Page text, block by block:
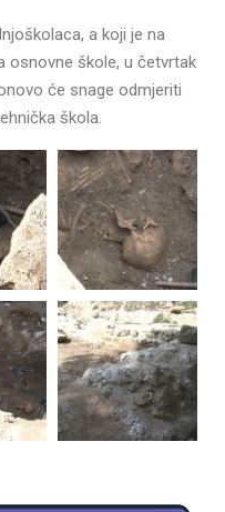
a koji je na
osnovne škole, u četvrtak
će snage odmjeriti
škola.